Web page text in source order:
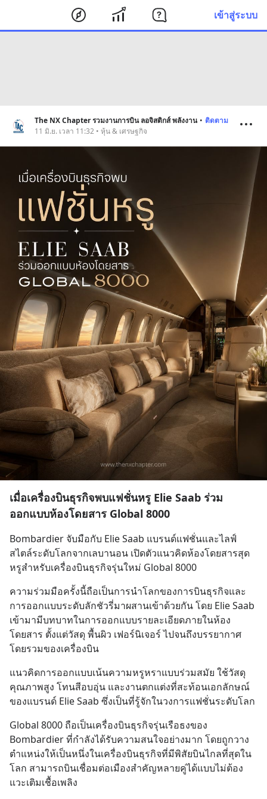
เข้าสู่ระบบ
The NX Chapter รวมงานการบิน ลอจิสติกส์ พลังงาน • ติดตาม
11 มิ.ย. เวลา 11:32 • หุ้น & เศรษฐกิจ
เมื่อเครื่องบินธุรกิจพบแฟชั่นหรู Elie Saab ร่วม
ออกแบบห้องโดยสาร Global 8000
Bombardier จับมือกับ Elie Saab แบรนด์แฟชั่นและไลฟ์
สไตล์ระดับโลกจากเลบานอน เปิดตัวแนวคิดห้องโดยสารสุด
หรูสำหรับเครื่องบินธุรกิจรุ่นใหม่ Global 8000
ความร่วมมือครั้งนี้ถือเป็นการนำโลกของการบินธุรกิจและ
การออกแบบระดับลักชัวรี่มาผสานเข้าด้วยกัน โดย Elie Saab
เข้ามามีบทบาทในการออกแบบรายละเอียดภายในห้อง
โดยสาร ตั้งแต่วัสดุ พื้นผิว เฟอร์นิเจอร์ ไปจนถึงบรรยากาศ
โดยรวมของเครื่องบิน
แนวคิดการออกแบบเน้นความหรูหราแบบร่วมสมัย ใช้วัสดุ
คุณภาพสูง โทนสีอบอุ่น และงานตกแต่งที่สะท้อนเอกลักษณ์
ของแบรนด์ Elie Saab ซึ่งเป็นที่รู้จักในวงการแฟชั่นระดับโลก
Global 8000 ถือเป็นเครื่องบินธุรกิจรุ่นเรือธงของ
Bombardier ที่กำลังได้รับความสนใจอย่างมาก โดยถูกวาง
ตำแหน่งให้เป็นหนึ่งในเครื่องบินธุรกิจที่มีพิสัยบินไกลที่สุดใน
โลก สามารถบินเชื่อมต่อเมืองสำคัญหลายคู่ได้แบบไม่ต้อง
แวะเติมเชื้อเพลิง